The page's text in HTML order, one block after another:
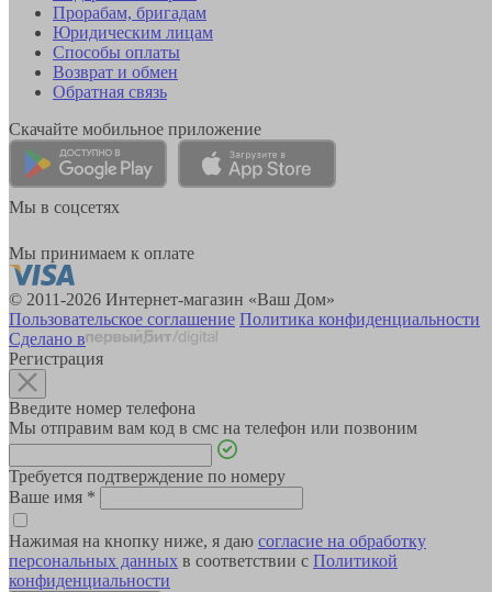
Прорабам, бригадам
Юридическим лицам
Способы оплаты
Возврат и обмен
Обратная связь
Скачайте мобильное приложение
Мы в соцсетях
Мы принимаем к оплате
© 2011-2026 Интернет-магазин «Ваш Дом»
Пользовательское соглашение Политика конфиденциальности
Сделано в
Регистрация
Введите номер телефона
Мы отправим вам код в смс на телефон или позвоним
Требуется подтверждение по номеру
Ваше имя *
Нажимая на кнопку ниже, я даю согласие на обработку
персональных данных в соответствии с Политикой
конфиденциальности